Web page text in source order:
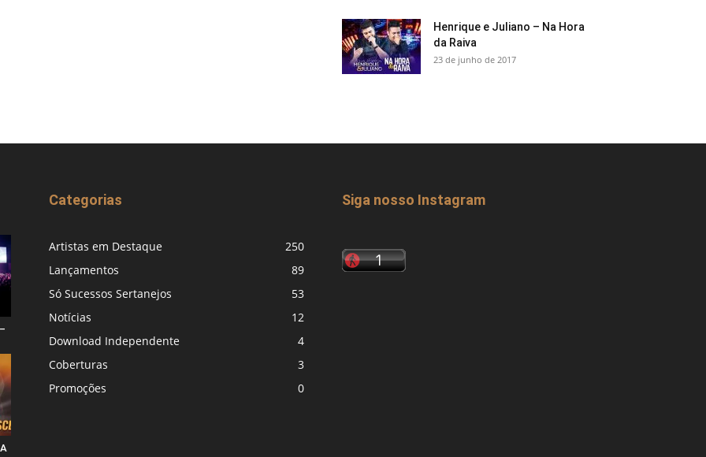
Henrique e Juliano – Na Hora
da Raiva
23 de junho de 2017
Categorias
Artistas em Destaque
250
Lançamentos
89
Só Sucessos Sertanejos
53
Notícias
12
Download Independente
4
Coberturas
3
Promoções
0
Siga nosso Instagram